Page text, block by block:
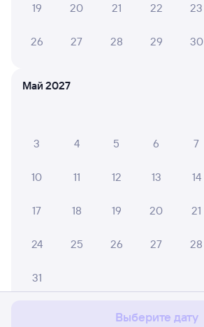
с сайтом.
19 20 21 22 23
26 27 28 29 30
Май 2027
3 4 5 6 7
10 11 12 13 14
17 18 19 20 21
24 25 26 27 28
31
Выберите дату